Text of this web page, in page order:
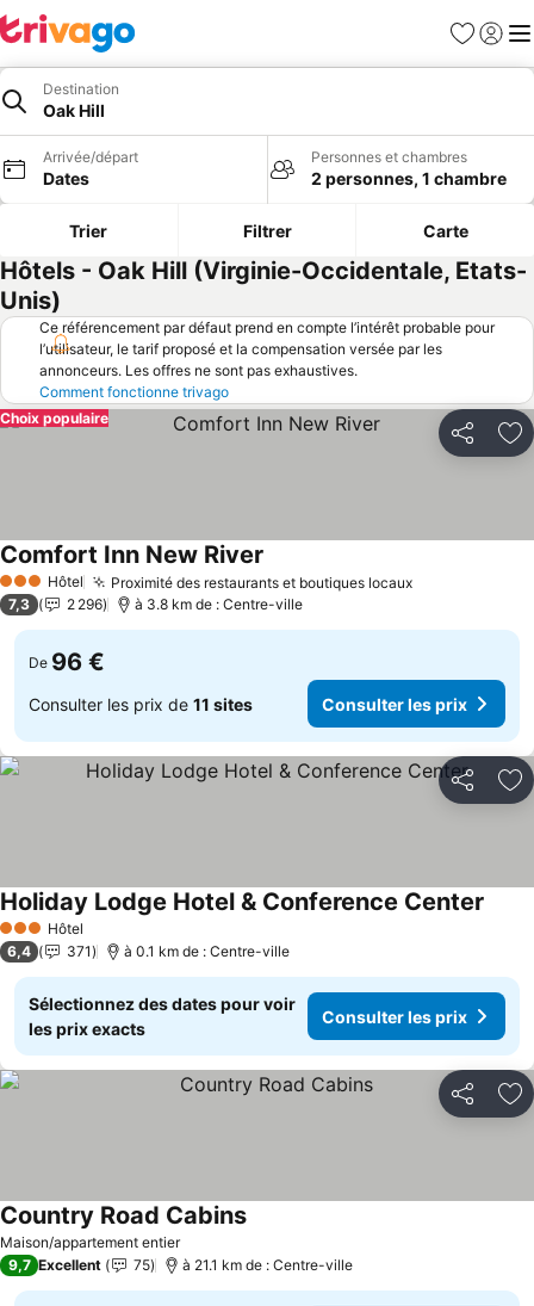
Favoris
Se
Destination
Oak Hill
Arrivée/départ
Dates
Personnes et chambres
2 personnes, 1 chambre
Trier Filtrer Carte
Hôtels - Oak Hill (Virginie-Occidentale, Etats-
Unis)
Ce référencement par défaut prend en compte l’intérêt probable pour
l’utilisateur, le tarif proposé et la compensation versée par les
annonceurs. Les offres ne sont pas exhaustives.
Comment fonctionne trivago
Partager
Choix populaire
3 ÉtoilesHôtel Proximité des restaurants et boutiques locauxConsulter
Comfort Inn New River
7,3 2 296 à 3.8 km de : Centre-ville
De 96 €
Consulter les prix de 11 sites Consulter les prix
Partager
3 ÉtoilesHôtel
Holiday Lodge Hotel & Conference Center
6,4 371 à 0.1 km de : Centre-ville
Sélectionnez des dates pour voir
les prix exacts
Consulter les prix
Partager
Maison/appartement entier
Country Road CabinsConsulter les prix
9,7 Excellent 75 à 21.1 km de : Centre-ville